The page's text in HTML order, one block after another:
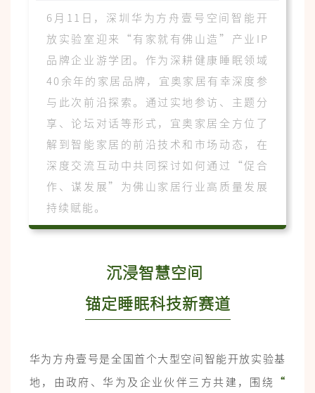
6月11日，深圳华为方舟壹号空间智能开
放实验室迎来“有家就有佛山造”产业IP
品牌企业游学团。作为深耕健康睡眠领域
40余年的家居品牌，宜奥家居有幸深度参
与此次前沿探索。通过实地参访、主题分
享、论坛对话等形式，宜奥家居全方位了
解到智能家居的前沿技术和市场动态，在
深度交流互动中共同探讨如何通过“促合
作、谋发展”为佛山家居行业高质量发展
持续赋能。
沉浸智慧空间
锚定睡眠科技新赛道
华为方舟壹号是全国首个大型空间智能开放实验基
地，由政府、华为及企业伙伴三方共建，围绕 “